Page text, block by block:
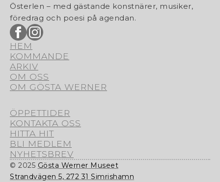
Österlen – med gästande konstnärer, musiker,
föredrag och poesi på agendan.
HEM
KOMMANDE
ARKIV
OM OSS
OM GÖSTA WERNER
ÖPPETTIDER
KONTAKTA OSS
HITTA HIT
BLI MEDLEM
NYHETSBREV
© 2025 Gösta Werner Museet
Strandvägen 5, 272 31 Simrishamn